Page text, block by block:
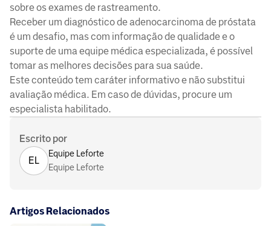
sobre os exames de rastreamento.
Receber um diagnóstico de adenocarcinoma de próstata
é um desafio, mas com informação de qualidade e o
suporte de uma equipe médica especializada, é possível
tomar as melhores decisões para sua saúde.
Este conteúdo tem caráter informativo e não substitui
avaliação médica. Em caso de dúvidas, procure um
especialista habilitado.
Escrito por
EL
Equipe Leforte
Equipe Leforte
Artigos Relacionados